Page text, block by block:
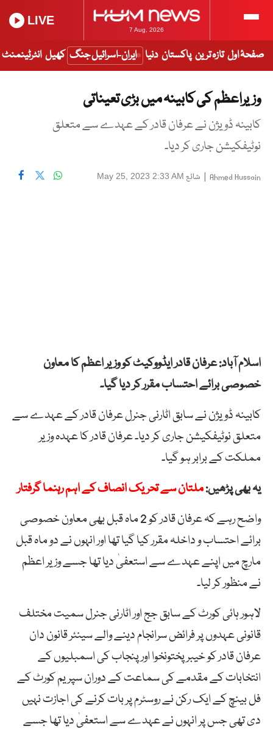
7 Aug, 2026
LIVE
صفحۂ اول تازہ ترین پاکستان دنیا ایران-اسرائیل جنگ کھیل انٹرٹینمنٹ
وزیراعظم کی کابینہ میں بڑی تعیناتی
کابینہ ڈویژن نے عرفان قادر کے عہدے سے متعلق
نوٹیفکیشن جاری کر دیا۔
Ahmed Hussain
| شائع May 25, 2023 2:33 AM
اسلام آباد: عرفان قادر ایڈووکیٹ کو وزیر اعظم کا معاون
خصوصی برائے احتساب مقرر کر دیا گیا۔
کابینہ ڈویژن نے سابق اٹارنی جنرل عرفان قادر کے عہدے سے
متعلق نوٹیفکیشن جاری کر دیا۔ عرفان قادر کا عہدہ وزیر
مملکت کے برابر ہو گیا۔
یہ بھی پڑھیں:ملتان سے تحریک انصاف کے اہم رہنما گرفتار
واضح رہے کہ عرفان قادر کو 2 ماہ قبل بھی معاون خصوصی
برائے احتساب و داخلہ مقرر کیا گیا تھا اور انہوں نے دو ماہ قبل
مارچ میں اپنے عہدے سے استعفیٰ دیا تھا جسے وزیر اعظم
نے منظور کر لیا۔
لاہور ہائی کورٹ کے سابق جج اور اٹارنی جنرل سمیت مختلف
قانونی عہدوں پر فرائض سرانجام دینے والے سینئر قانون دان
عرفان قادر کو خیبر پختونخوا اور پنجاب کی اسمبلیوں کے
انتخابات کے مقدمے کی سماعت کے دوران سپریم کورٹ کے
فل بینچ کے ایک رکن نے روسٹرم پر بات کرنے کی اجازت نہیں
دی تھی جس پر انہوں نے عہدے سے استعفیٰ دیا تھا جسے